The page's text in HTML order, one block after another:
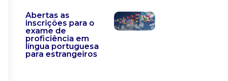
Abertas as
inscrições para o
exame de
proficiência em
língua portuguesa
para estrangeiros